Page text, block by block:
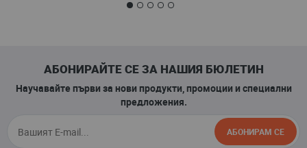
АБОНИРАЙТЕ СЕ ЗА НАШИЯ БЮЛЕТИН
Научавайте първи за нови продукти, промоции и специални
предложения.
АБОНИРАМ СЕ